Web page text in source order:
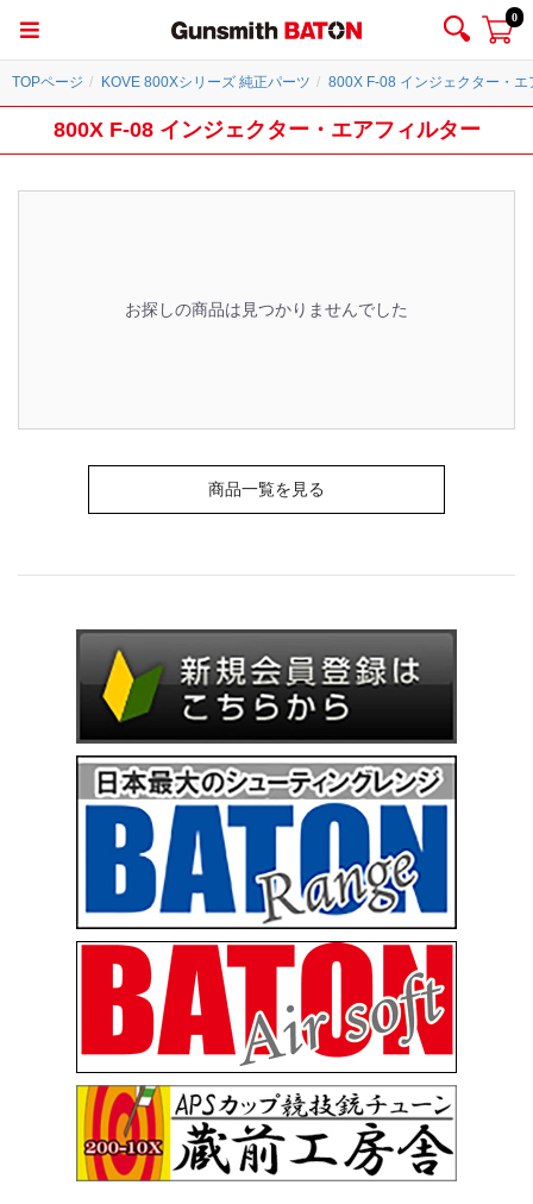
0
TOPページ KOVE 800Xシリーズ 純正パーツ 800X F-08 インジェクター・エ
800X F-08 インジェクター・エアフィルター
お探しの商品は見つかりませんでした
商品一覧を見る